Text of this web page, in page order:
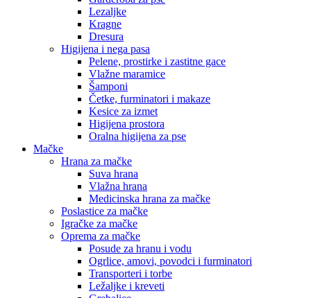
Lezaljke
Kragne
Dresura
Higijena i nega pasa
Pelene, prostirke i zastitne gace
Vlažne maramice
Šamponi
Četke, furminatori i makaze
Kesice za izmet
Higijena prostora
Oralna higijena za pse
Mačke
Hrana za mačke
Suva hrana
Vlažna hrana
Medicinska hrana za mačke
Poslastice za mačke
Igračke za mačke
Oprema za mačke
Posude za hranu i vodu
Ogrlice, amovi, povodci i furminatori
Transporteri i torbe
Ležaljke i kreveti